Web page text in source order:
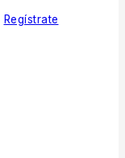
Regístrate